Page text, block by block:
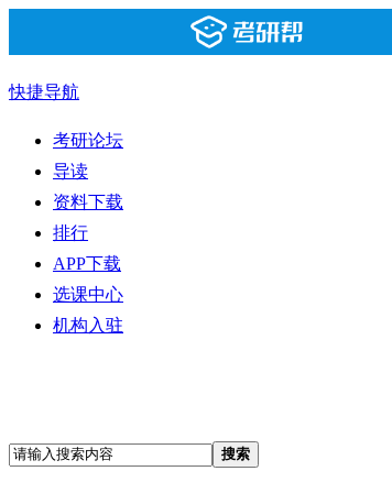
快捷导航
考研论坛
导读
资料下载
排行
APP下载
选课中心
机构入驻
搜索